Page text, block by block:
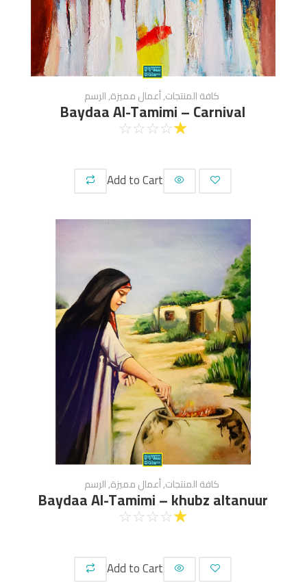
كافة المنتجات,أعمال مميزة,الرسم
Baydaa Al-Tamimi – Carnival
☆
☆
☆
☆
☆
Add to Cart
كافة المنتجات,أعمال مميزة,الرسم
Baydaa Al-Tamimi – khubz altanuur
☆
☆
☆
☆
☆
Add to Cart